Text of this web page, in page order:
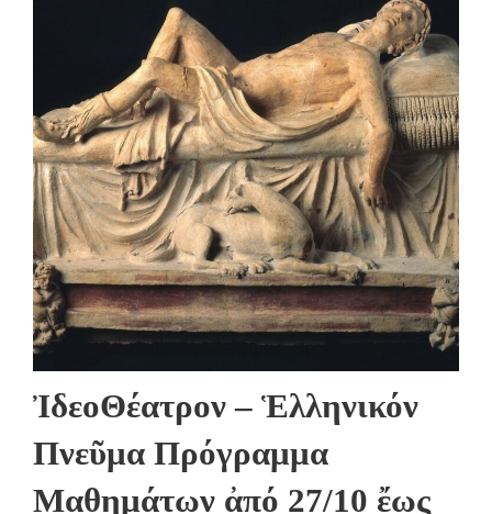
ἸδεοΘέατρον – Ἑλληνικόν
Πνεῦμα Πρόγραμμα
Μαθημάτων ἀπό 27/10 ἔως